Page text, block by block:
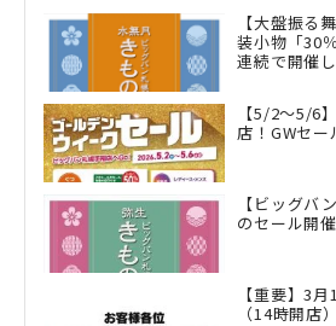
【大盤振る
装小物「30
連続で開催
【5/2～5/6
店！GWセー
【ビッグバ
のセール開催
【重要】3
（14時開店